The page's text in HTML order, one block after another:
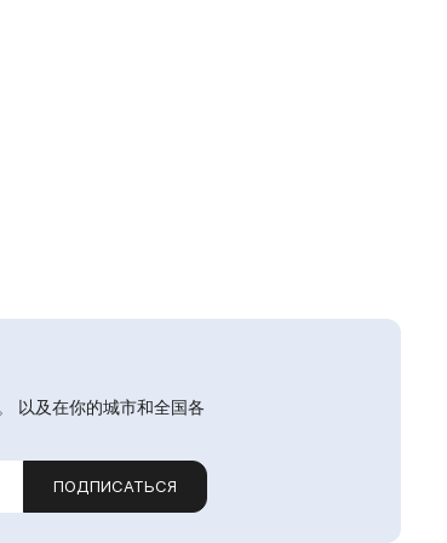
以及在你的城市和全国各
ПОДПИСАТЬСЯ